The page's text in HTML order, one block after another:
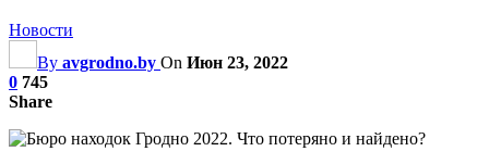
Новости
By avgrodno.by On Июн 23, 2022
0 745
Share